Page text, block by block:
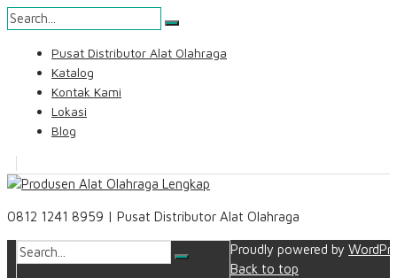
content
Pusat Distributor Alat Olahraga
Katalog
Kontak Kami
Lokasi
Blog
0812 1241 8959 | Pusat Distributor Alat Olahraga
Proudly powered by
Back to top